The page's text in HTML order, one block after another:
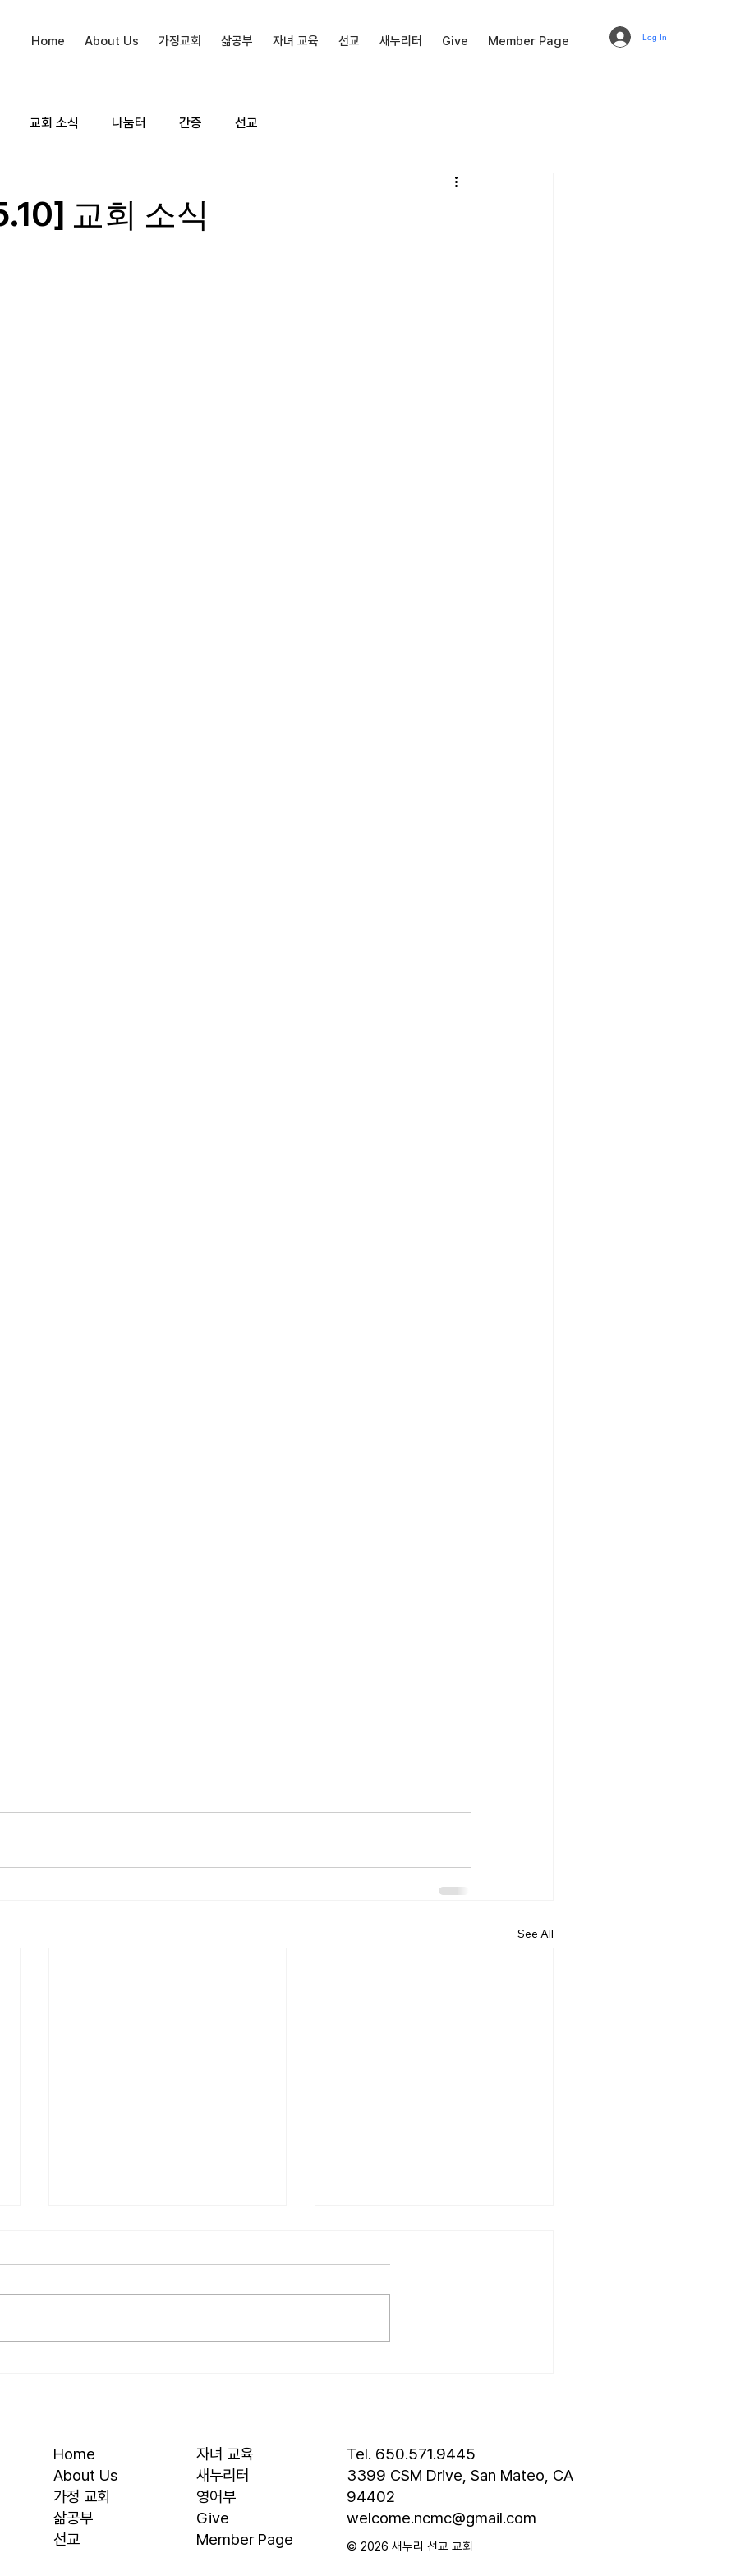
Home About Us 가정교회 삶공부 자녀 교육 선교 새누리터 Give Member Page Log In
교회 소식 나눔터 간증 선교
교회 소식
See All
• 서대석 목자 단기 선교 8월 1일부
등록 평신도 세미나가 어스틴 늘푸
• 교회 협의회 오늘 오후 3:45분경
에 교회 2층
• 박성훈 성도 단기 선교 7월 24일
뒷풀이 모임 오늘 오후 4시경에 교
사항은 가정교회
Home
About Us
​가정 교회
​삶공부
​선교
자녀 교육
새누리터
영어부
Give
Member Page
Tel. 650.571.9445
3399 CSM Drive, San Mateo, CA
94402
welcome.ncmc@gmail.com
© 2026 새누리 선교 교회